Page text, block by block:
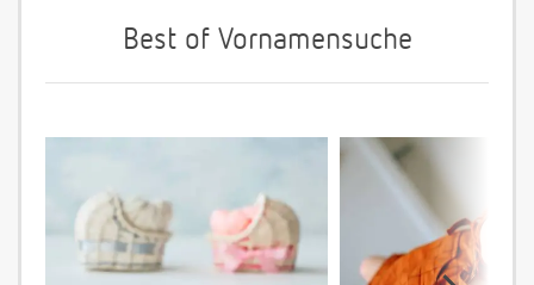
Best of Vornamensuche